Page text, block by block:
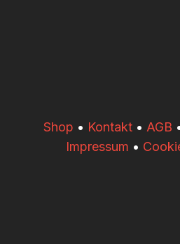
​​Shop • Kontakt • AGB
Impressum •